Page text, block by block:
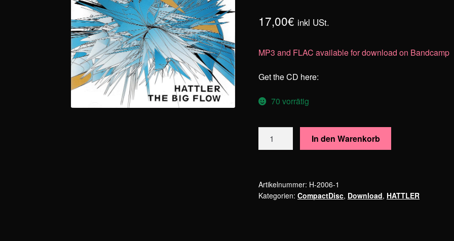
17,00€ inkl USt.
MP3 and FLAC available for download on Bandcamp
Get the CD here:
70 vorrätig
Flow
Menge
In den Warenkorb
Artikelnummer: H-2006-1
Kategorien:CompactDisc, Download, HATTLER